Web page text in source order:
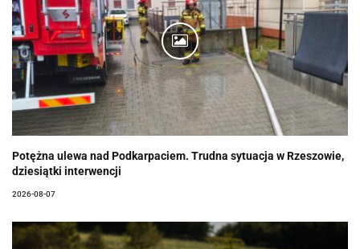
Potężna ulewa nad Podkarpaciem. Trudna sytuacja w Rzeszowie,
dziesiątki interwencji
2026-08-07